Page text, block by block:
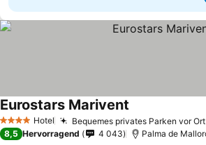
4 Sterne Hotel Bequemes privates Parken vor Ort
Eurostars Marivent
8,5 Hervorragend 4 043